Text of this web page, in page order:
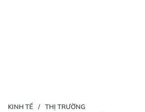
KINH TẾ THỊ TRƯỜNG